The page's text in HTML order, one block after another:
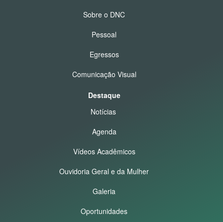
Sobre o DNC
Pessoal
Egressos
Comunicação Visual
Destaque
Notícias
Agenda
Vídeos Acadêmicos
Ouvidoria Geral e da Mulher
Galeria
Oportunidades